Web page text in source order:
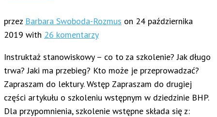
przez Barbara Swoboda-Rozmus on 24 października
2019 with 26 komentarzy
Instruktaż stanowiskowy – co to za szkolenie? Jak długo
trwa? Jaki ma przebieg? Kto może je przeprowadzać?
Zapraszam do lektury. Wstęp Zapraszam do drugiej
części artykułu o szkoleniu wstępnym w dziedzinie BHP.
Dla przypomnienia, szkolenie wstępne składa się z: